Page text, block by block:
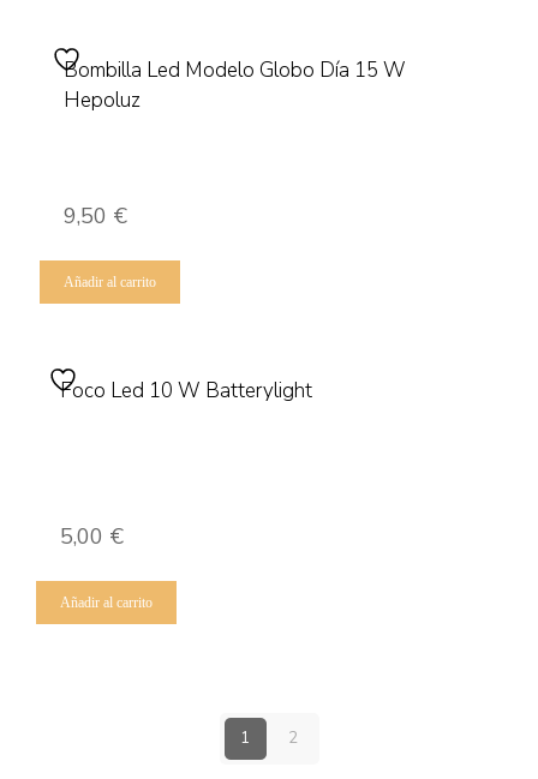
Bombilla Led Modelo Globo Día 15 W
Hepoluz
9,50 €
Añadir al carrito
Foco Led 10 W Batterylight
5,00 €
Añadir al carrito
1 2